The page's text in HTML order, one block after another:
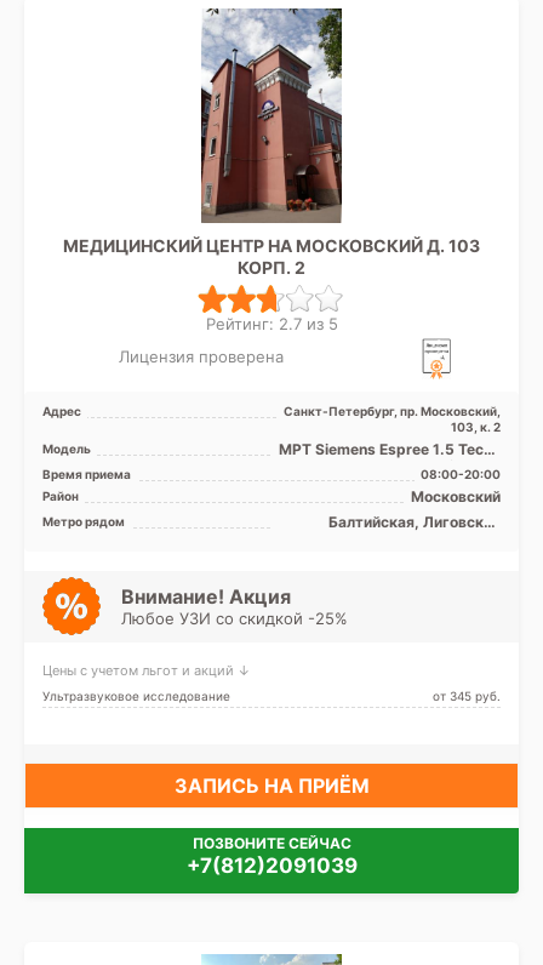
МЕДИЦИНСКИЙ ЦЕНТР НА МОСКОВСКИЙ Д. 103
КОРП. 2
Рейтинг: 2.7 из 5
Лицензия проверена
Адрес
Санкт-Петербург, пр. Московский,
103, к. 2
Модель
МРТ Siemens Espree 1.5 Тесла
закрытого типа, КТ Siemens
Emotion 6 срез ...
Время приема
08:00-20:00
Район
Московский
Метро рядом
Балтийская, Лиговский
Внимание! Акция
Любое УЗИ со скидкой -25%
Цены с учетом льгот и акций ↓
Ультразвуковое исследование от 345 pуб.
ЗАПИСЬ НА ПРИЁМ
ПОЗВОНИТЕ СЕЙЧАС
+7(812)2091039